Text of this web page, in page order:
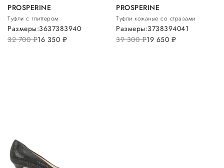
PROSPERINE
Туфли с глиттером
32 700руб.16 350 руб.
Размеры:3637383940
PROSPERINE
Туфли кожаные со стразами
39 300руб.19 650 руб.
Размеры:3738394041